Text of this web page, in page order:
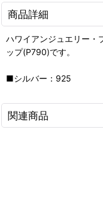
商品詳細
ハワイアンジュエリー・
ップ(P790)です。
■シルバー：925
関連商品